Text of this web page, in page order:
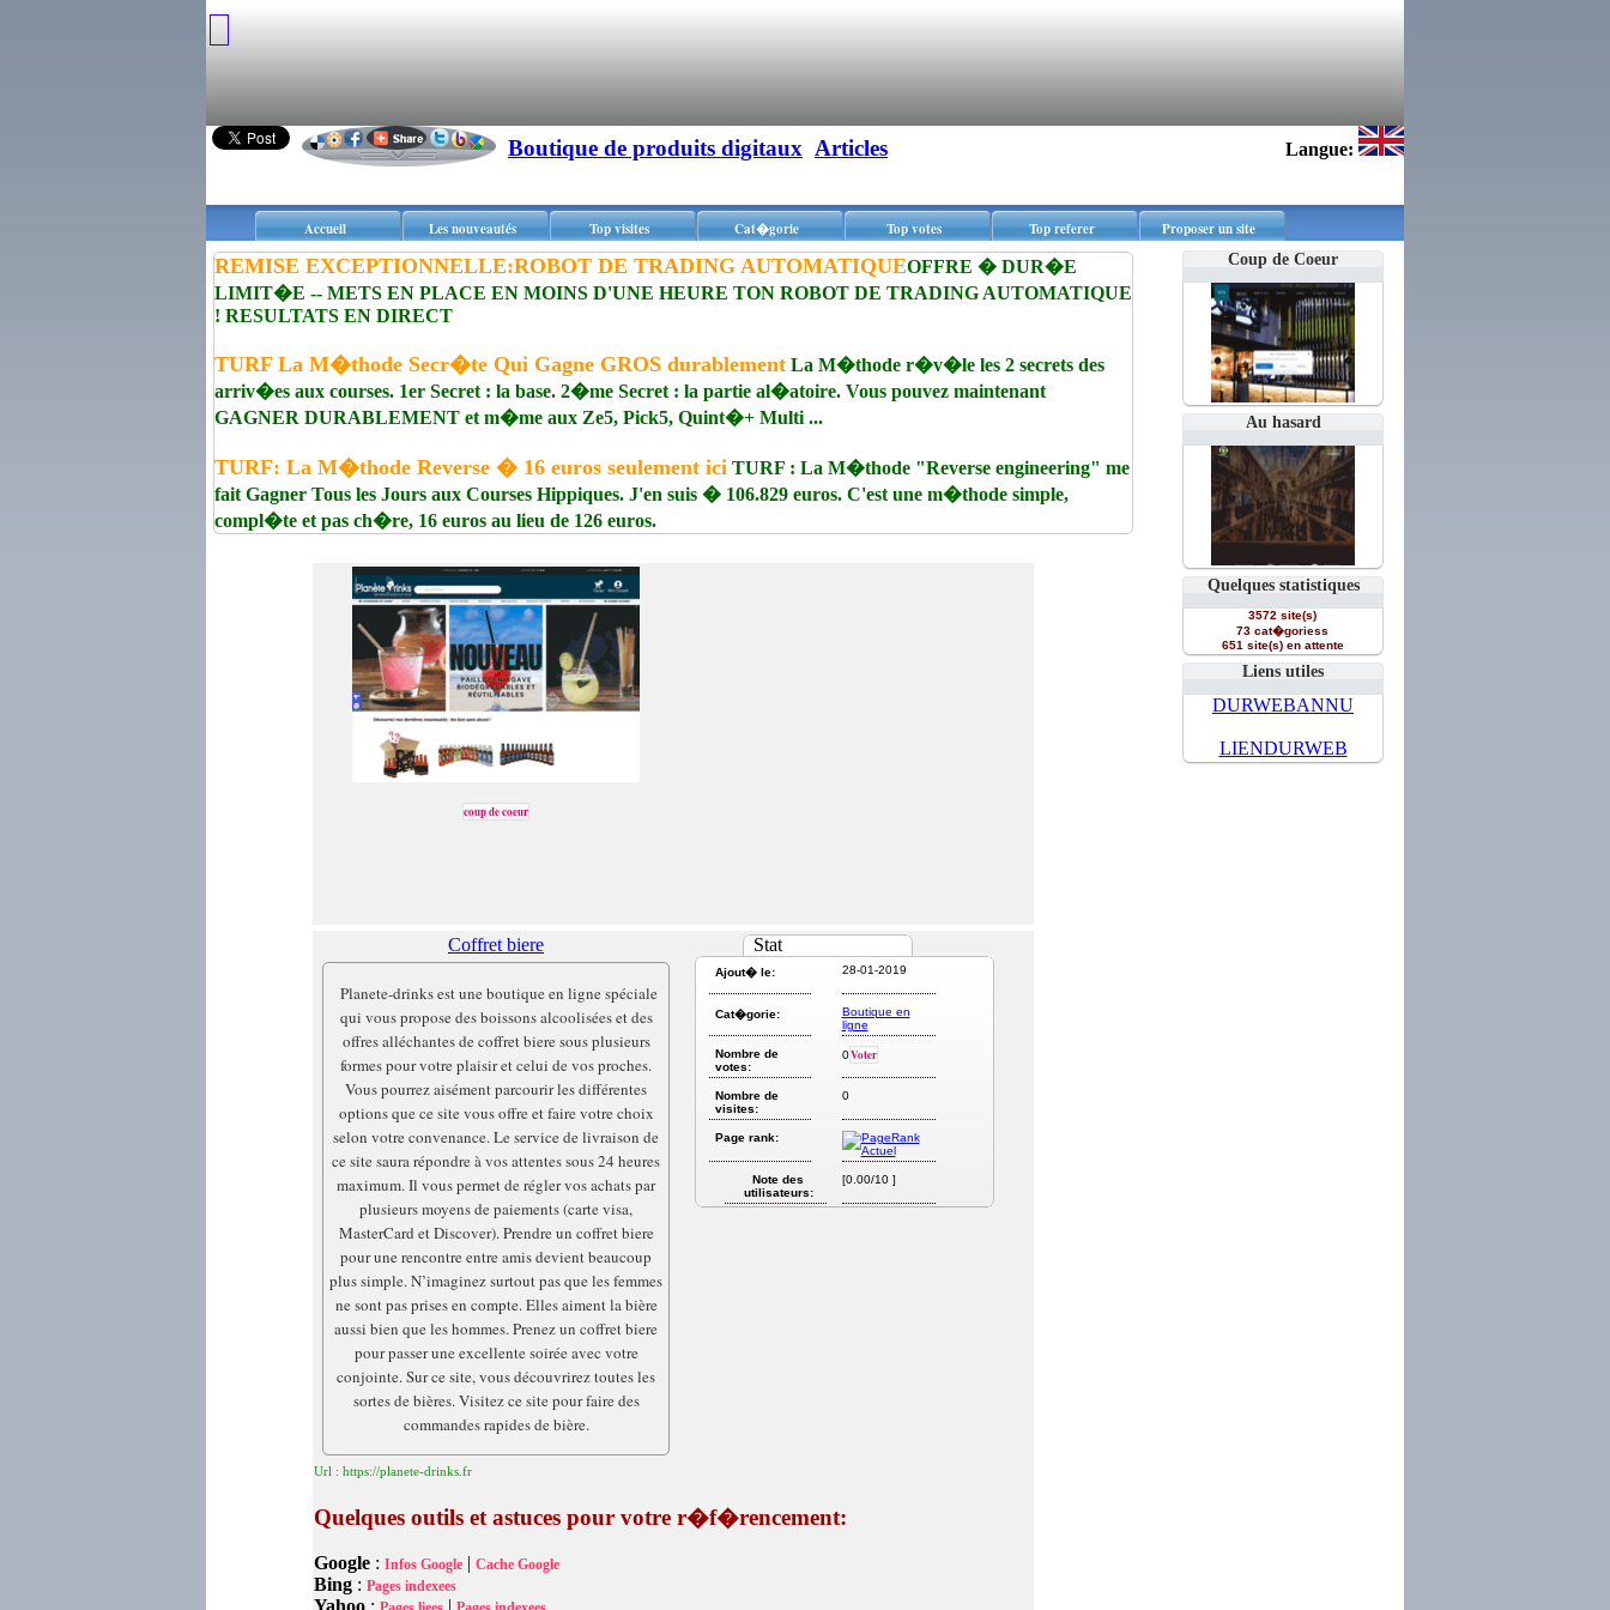
Boutique de produits digitaux Articles Langue:
Accueil Les nouveautés Top visites Cat�gorie Top votes Top referer Proposer un site
Coup de Coeur
Au hasard
Quelques statistiques
3572 site(s)
73 cat�goriess
651 site(s) en attente
Liens utiles
DURWEBANNU
LIENDURWEB
REMISE EXCEPTIONNELLE:ROBOT DE TRADING AUTOMATIQUEOFFRE � DUR�E
LIMIT�E -- METS EN PLACE EN MOINS D'UNE HEURE TON ROBOT DE TRADING AUTOMATIQUE
! RESULTATS EN DIRECT
TURF La M�thode Secr�te Qui Gagne GROS durablement La M�thode r�v�le les 2 secrets des
arriv�es aux courses. 1er Secret : la base. 2�me Secret : la partie al�atoire. Vous pouvez maintenant
GAGNER DURABLEMENT et m�me aux Ze5, Pick5, Quint�+ Multi ...
TURF: La M�thode Reverse � 16 euros seulement ici TURF : La M�thode "Reverse engineering" me
fait Gagner Tous les Jours aux Courses Hippiques. J'en suis � 106.829 euros. C'est une m�thode simple,
compl�te et pas ch�re, 16 euros au lieu de 126 euros.
coup de coeur
Stat
Ajout� le: 28-01-2019
Cat�gorie:
Boutique en
ligne
Nombre de
votes:
0Voter
Nombre de
visites:
0
Page rank:
Note des
utilisateurs:
[0.00/10 ]
Coffret biere
Planete-drinks est une boutique en ligne spéciale
qui vous propose des boissons alcoolisées et des
offres alléchantes de coffret biere sous plusieurs
formes pour votre plaisir et celui de vos proches.
Vous pourrez aisément parcourir les différentes
options que ce site vous offre et faire votre choix
selon votre convenance. Le service de livraison de
ce site saura répondre à vos attentes sous 24 heures
maximum. Il vous permet de régler vos achats par
plusieurs moyens de paiements (carte visa,
MasterCard et Discover). Prendre un coffret biere
pour une rencontre entre amis devient beaucoup
plus simple. N’imaginez surtout pas que les femmes
ne sont pas prises en compte. Elles aiment la bière
aussi bien que les hommes. Prenez un coffret biere
pour passer une excellente soirée avec votre
conjointe. Sur ce site, vous découvrirez toutes les
sortes de bières. Visitez ce site pour faire des
commandes rapides de bière.
Url : https://planete-drinks.fr
Quelques outils et astuces pour votre r�f�rencement:
Google : Infos Google | Cache Google
Bing : Pages indexees